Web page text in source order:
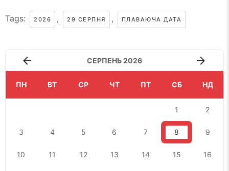
Tags: 2026 , 29 СЕРПНЯ , ПЛАВАЮЧА ДАТА
СЕРПЕНЬ 2026
ПН ВТ СР ЧТ ПТ СБ НД
1 2
3 4 5 6 7 8 9
10 11 12 13 14 15 16